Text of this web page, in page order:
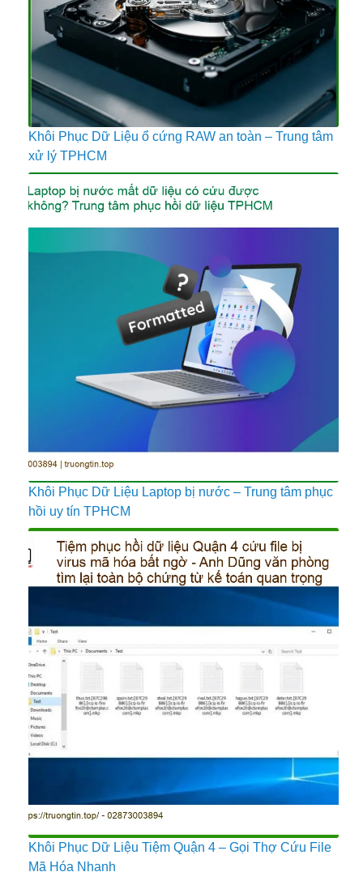
Khôi Phục Dữ Liệu ổ cứng RAW an toàn – Trung tâm
xử lý TPHCM
Khôi Phục Dữ Liệu Laptop bị nước – Trung tâm phục
hồi uy tín TPHCM
Khôi Phục Dữ Liệu Tiệm Quận 4 – Gọi Thợ Cứu File
Mã Hóa Nhanh